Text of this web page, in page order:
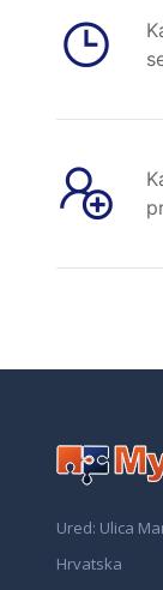
Ured: Ulica
Hrvatska